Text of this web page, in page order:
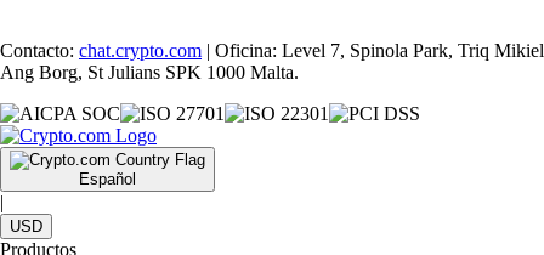
Contacto: chat.crypto.com | Oficina: Level 7, Spinola Park, Triq Mikiel
Ang Borg, St Julians SPK 1000 Malta.
Español
|
USD
Productos